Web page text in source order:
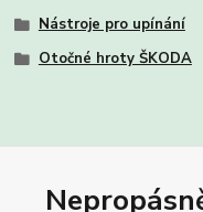
Nástroje pro upínání
Otočné hroty ŠKODA